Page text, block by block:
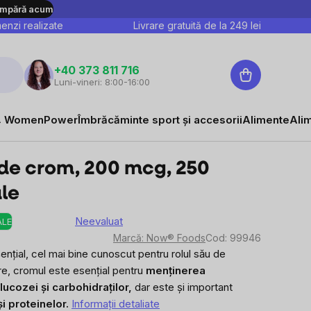
acum
realizate Livrare gratuită de la 249 lei
+40 373 811 716
Luni-vineri: 8:00-16:00
Coş
de
WomenPowerÎmbrăcăminte sport și accesoriiAlimente
crom, 200 mcg, 250
Evaluarea
a
produsului
este
Neevaluat
Marcă: Now® FoodsCod: 99946
cel mai bine cunoscut pentru rolul său de
cromul este esențial pentru menținerea
și carbohidraților, dar este și important
proteinelor. Informaţii detaliate